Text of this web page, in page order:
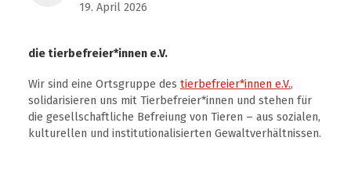
19. April 2026
die tierbefreier*innen e.V.
Wir sind eine Ortsgruppe des tierbefreier*innen e.V.,
solidarisieren uns mit Tierbefreier*innen und stehen für
die gesellschaftliche Befreiung von Tieren – aus sozialen,
kulturellen und institutionalisierten Gewaltverhältnissen.